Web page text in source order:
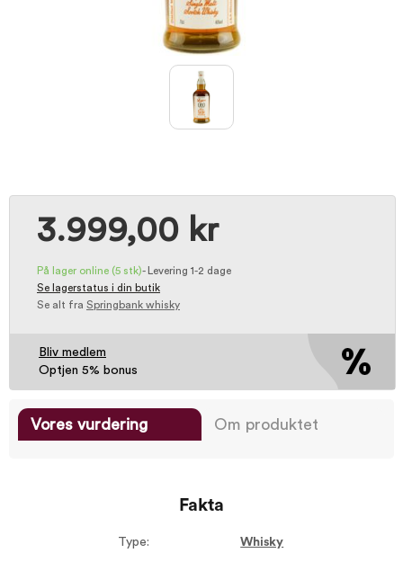
3.999,00 kr
På lager online (5 stk)-
Levering 1-2 dage
Se lagerstatus i din butik
Se alt fra Springbank whisky
Bliv medlem
Optjen 5% bonus
Vores vurdering Om produktet
Fakta
Type: Whisky